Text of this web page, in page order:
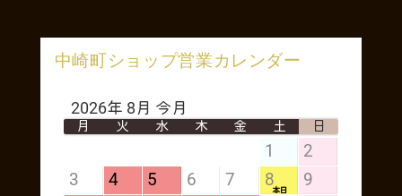
中崎町ショップ営業カレンダー